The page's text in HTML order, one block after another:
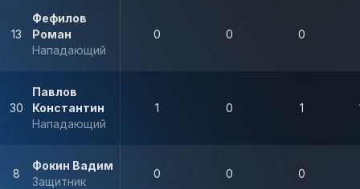
13
Фефилов
Роман
Нападающий
0 0 0
30
Павлов
Константин
Нападающий
1 0 1
8
Фокин Вадим
Защитник
0 0 0